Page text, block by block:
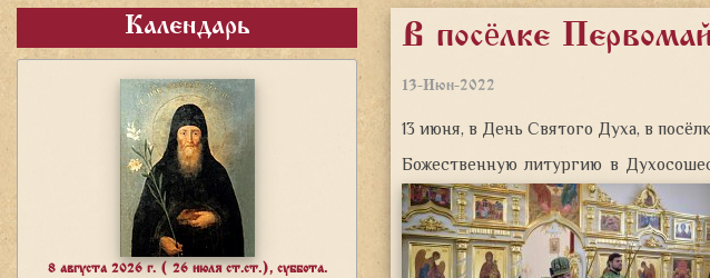
Календарь
8 августа 2026 г. ( 26 июля ст.ст.), суббота.
В посёлке
13-Июн-2022
13 июня, в День Святого Духа, в
Божественную литургию в